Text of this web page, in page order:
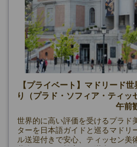
【プライベート】マドリード
り（プラド・ソフィア・ティ
午前
世界的に高い評価を受けるプラド
ターを日本語ガイドと巡るマドリ
ル送迎付きで安心、ティッセン美